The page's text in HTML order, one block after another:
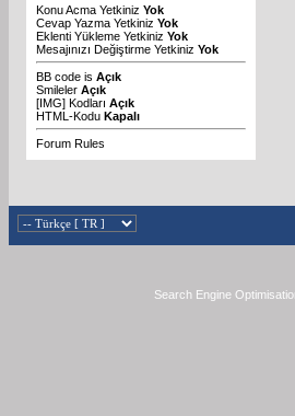
Konu Acma Yetkiniz Yok
Cevap Yazma Yetkiniz Yok
Eklenti Yükleme Yetkiniz Yok
Mesajınızı Değiştirme Yetkiniz Yok
BB code is Açık
Smileler Açık
[IMG] Kodları Açık
HTML-Kodu Kapalı
Forum Rules
Search Engine